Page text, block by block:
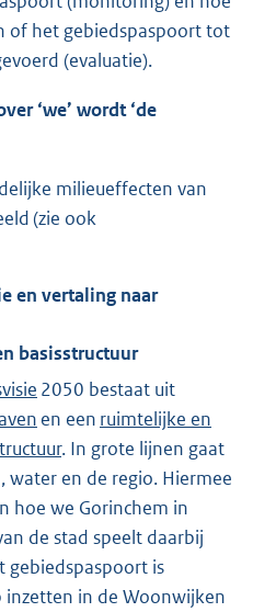
of het gebiedspaspoort tot
(evaluatie).
‘we’ wordt ‘de
milieueffecten van
(zie ook
en vertaling naar
basisstructuur
2050 bestaat uit
en een ruimtelijke en
. In grote lijnen gaat
en de regio. Hiermee
hoe we Gorinchem in
de stad speelt daarbij
gebiedspaspoort is
in de Woonwijken